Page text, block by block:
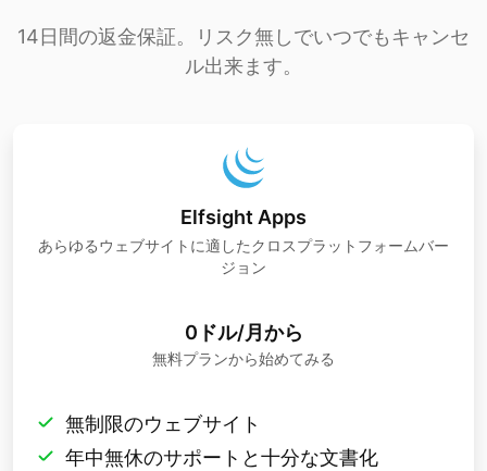
14日間の返金保証。リスク無しでいつでもキャンセ
ル出来ます。
Elfsight Apps
あらゆるウェブサイトに適したクロスプラットフォームバー
ジョン
0ドル/月から
無料プランから始めてみる
無制限のウェブサイト
年中無休のサポートと十分な文書化